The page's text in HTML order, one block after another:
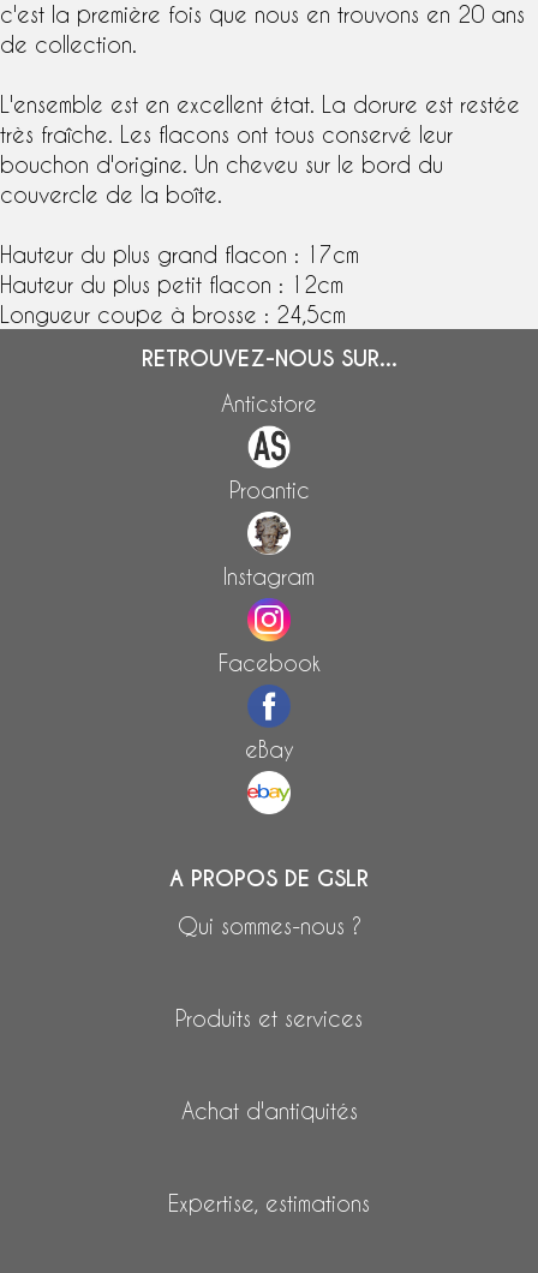
c'est la première fois que nous en trouvons en 20 ans
de collection.
L'ensemble est en excellent état. La dorure est restée
très fraîche. Les flacons ont tous conservé leur
bouchon d'origine. Un cheveu sur le bord du
couvercle de la boîte.
Hauteur du plus grand flacon : 17cm
Hauteur du plus petit flacon : 12cm
Longueur coupe à brosse : 24,5cm
RETROUVEZ-NOUS SUR...
Anticstore
Proantic
Instagram
Facebook
eBay
A PROPOS DE GSLR
Qui sommes-nous ?
Produits et services
Achat d'antiquités
Expertise, estimations